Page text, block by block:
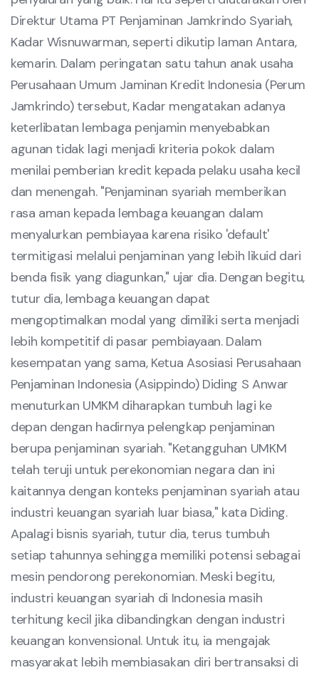
Direktur Utama PT Penjaminan Jamkrindo Syariah,
Kadar Wisnuwarman, seperti dikutip laman Antara,
kemarin. Dalam peringatan satu tahun anak usaha
Perusahaan Umum Jaminan Kredit Indonesia (Perum
Jamkrindo) tersebut, Kadar mengatakan adanya
keterlibatan lembaga penjamin menyebabkan
agunan tidak lagi menjadi kriteria pokok dalam
menilai pemberian kredit kepada pelaku usaha kecil
dan menengah. "Penjaminan syariah memberikan
rasa aman kepada lembaga keuangan dalam
menyalurkan pembiayaa karena risiko 'default'
termitigasi melalui penjaminan yang lebih likuid dari
benda fisik yang diagunkan," ujar dia. Dengan begitu,
tutur dia, lembaga keuangan dapat
mengoptimalkan modal yang dimiliki serta menjadi
lebih kompetitif di pasar pembiayaan. Dalam
kesempatan yang sama, Ketua Asosiasi Perusahaan
Penjaminan Indonesia (Asippindo) Diding S Anwar
menuturkan UMKM diharapkan tumbuh lagi ke
depan dengan hadirnya pelengkap penjaminan
berupa penjaminan syariah. "Ketangguhan UMKM
telah teruji untuk perekonomian negara dan ini
kaitannya dengan konteks penjaminan syariah atau
industri keuangan syariah luar biasa," kata Diding.
Apalagi bisnis syariah, tutur dia, terus tumbuh
setiap tahunnya sehingga memiliki potensi sebagai
mesin pendorong perekonomian. Meski begitu,
industri keuangan syariah di Indonesia masih
terhitung kecil jika dibandingkan dengan industri
keuangan konvensional. Untuk itu, ia mengajak
masyarakat lebih membiasakan diri bertransaksi di